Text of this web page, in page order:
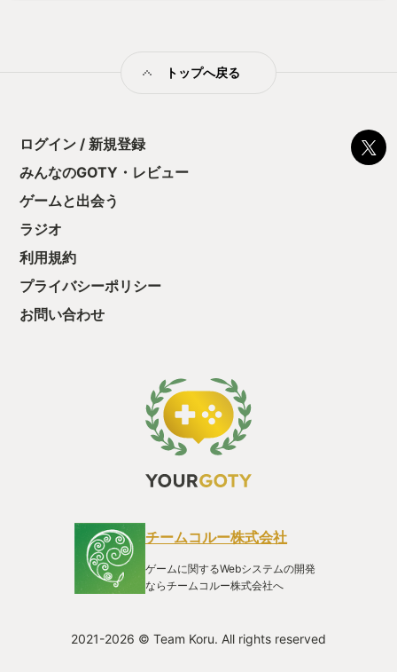
トップへ戻る
ログイン / 新規登録
みんなのGOTY・レビュー
ゲームと出会う
ラジオ
利用規約
プライバシーポリシー
お問い合わせ
チームコルー株式会社
ゲームに関するWebシステムの開発
ならチームコルー株式会社へ
2021-2026 © Team Koru. All rights reserved